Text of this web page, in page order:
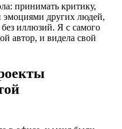
принимать критику,
эмоциями других людей,
без иллюзий. Я с самого
автор, и видела свой